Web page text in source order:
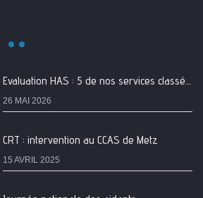
26 MAI 2026
CRT : intervention au CCAS de Metz
15 AVRIL 2025